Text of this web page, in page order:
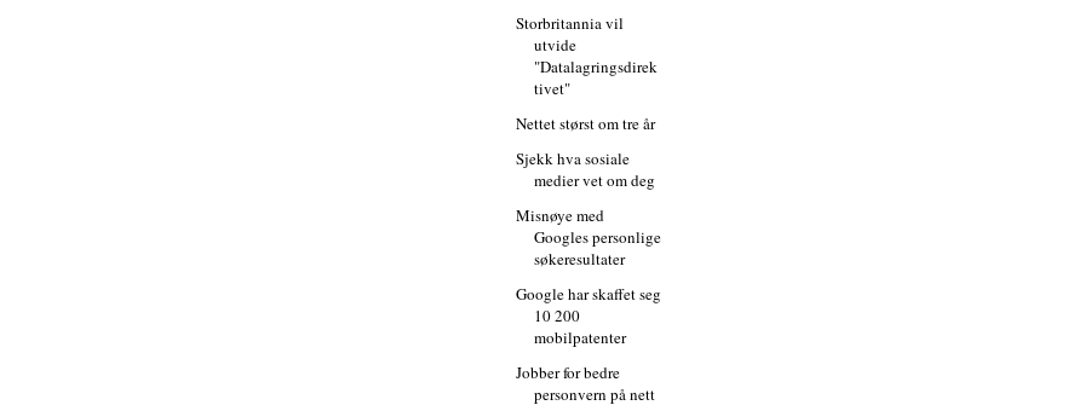
Storbritannia vil
utvide
"Datalagringsdirek
tivet"
Nettet størst om tre år
Sjekk hva sosiale
medier vet om deg
Misnøye med
Googles personlige
søkeresultater
Google har skaffet seg
10 200
mobilpatenter
Jobber for bedre
personvern på nett